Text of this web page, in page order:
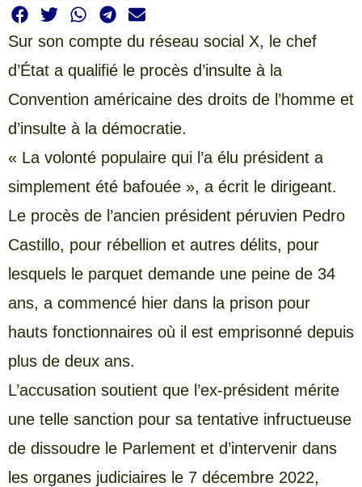
Sur son compte du réseau social X, le chef
d’État a qualifié le procès d’insulte à la
Convention américaine des droits de l’homme et
d’insulte à la démocratie.
« La volonté populaire qui l’a élu président a
simplement été bafouée », a écrit le dirigeant.
Le procès de l’ancien président péruvien Pedro
Castillo, pour rébellion et autres délits, pour
lesquels le parquet demande une peine de 34
ans, a commencé hier dans la prison pour
hauts fonctionnaires où il est emprisonné depuis
plus de deux ans.
L’accusation soutient que l’ex-président mérite
une telle sanction pour sa tentative infructueuse
de dissoudre le Parlement et d’intervenir dans
les organes judiciaires le 7 décembre 2022,